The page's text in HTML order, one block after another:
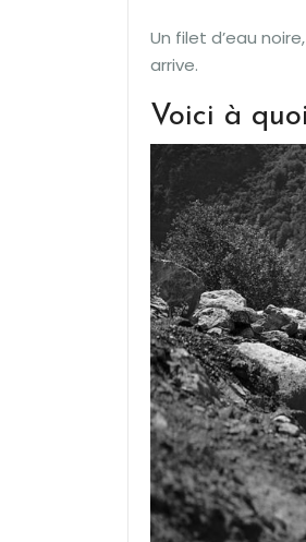
Un filet d’eau
arrive.
Voici à